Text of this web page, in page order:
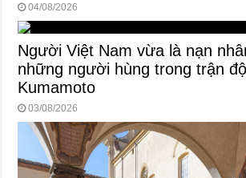
04/08/2026
Người Việt Nam vừa là nạn
những người hùng trong trận
Kumamoto
03/08/2026